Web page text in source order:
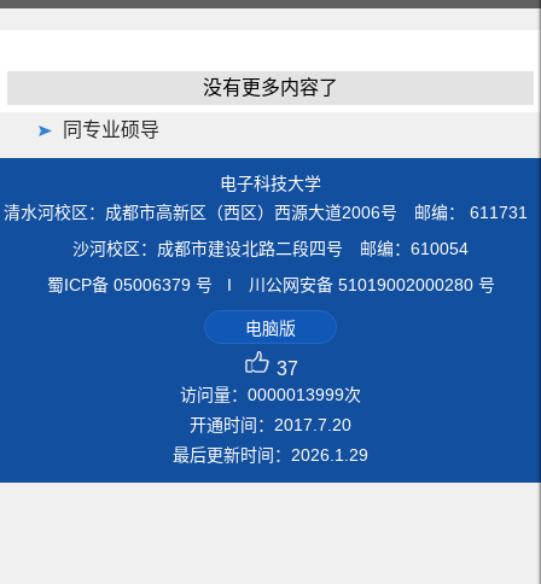
没有更多内容了
同专业硕导
电子科技大学
清水河校区：成都市高新区（西区）西源大道2006号 邮编： 611731
沙河校区：成都市建设北路二段四号 邮编：610054
蜀ICP备 05006379 号 I 川公网安备 51019002000280 号
电脑版
37
访问量： 0000013999次
开通时间： 2017 7 20
最后更新时间： 2026 1 29